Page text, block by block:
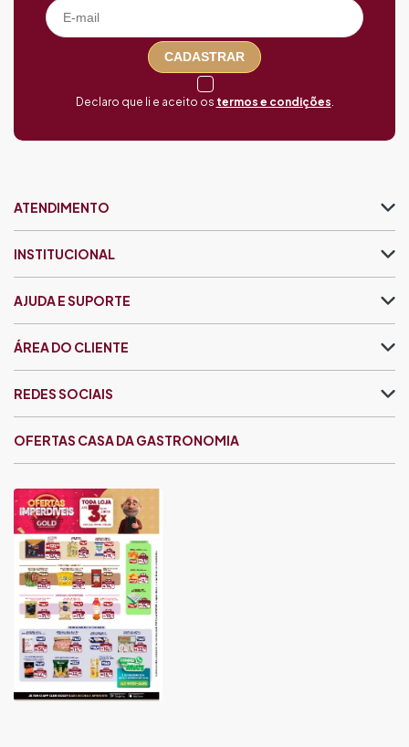
CADASTRAR
Declaro que li e aceito os termos e condições
ATENDIMENTO
INSTITUCIONAL
AJUDA E SUPORTE
ÁREA DO CLIENTE
OFERTAS CASA DA GASTRONOMIA
REDES SOCIAIS